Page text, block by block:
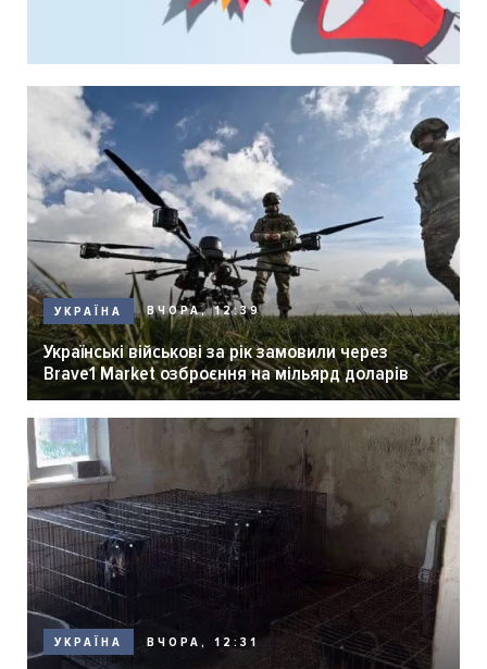
УКРАЇНА ВЧОРА, 12:39
Українські військові за рік замовили через
Brave1 Market озброєння на мільярд доларів
УКРАЇНА ВЧОРА, 12:31